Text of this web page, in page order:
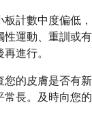
計數中度偏低，
性運動、重訓或有
進行。
您的皮膚是否有新
常長。及時向您的